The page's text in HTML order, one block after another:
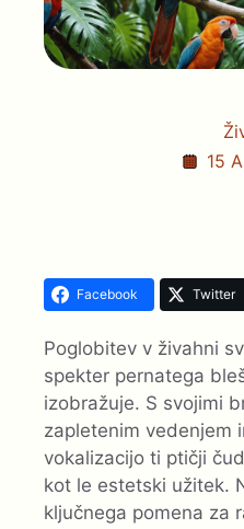
15
Facebook Twitter
Poglobitev v živahni
spekter pernatega
izobražuje. S svojimi
zapletenim vedenjem
vokalizacijo ti ptičji
kot le estetski užitek.
ključnega pomena za